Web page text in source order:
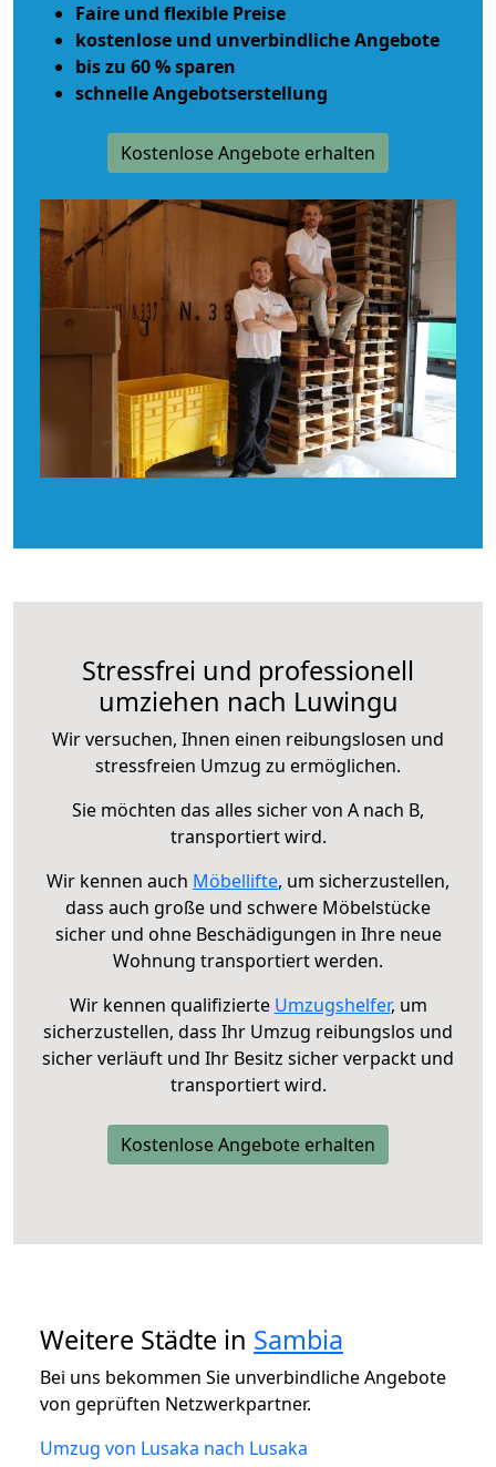
Faire und flexible Preise
kostenlose und unverbindliche Angebote
bis zu 60 % sparen
schnelle Angebotserstellung
Kostenlose Angebote erhalten
Stressfrei und professionell
umziehen nach Luwingu
Wir versuchen, Ihnen einen reibungslosen und
stressfreien Umzug zu ermöglichen.
Sie möchten das alles sicher von A nach B,
transportiert wird.
Wir kennen auch Möbellifte, um sicherzustellen,
dass auch große und schwere Möbelstücke
sicher und ohne Beschädigungen in Ihre neue
Wohnung transportiert werden.
Wir kennen qualifizierte Umzugshelfer, um
sicherzustellen, dass Ihr Umzug reibungslos und
sicher verläuft und Ihr Besitz sicher verpackt und
transportiert wird.
Kostenlose Angebote erhalten
Weitere Städte in Sambia
Bei uns bekommen Sie unverbindliche Angebote
von geprüften Netzwerkpartner.
Umzug von Lusaka nach Lusaka